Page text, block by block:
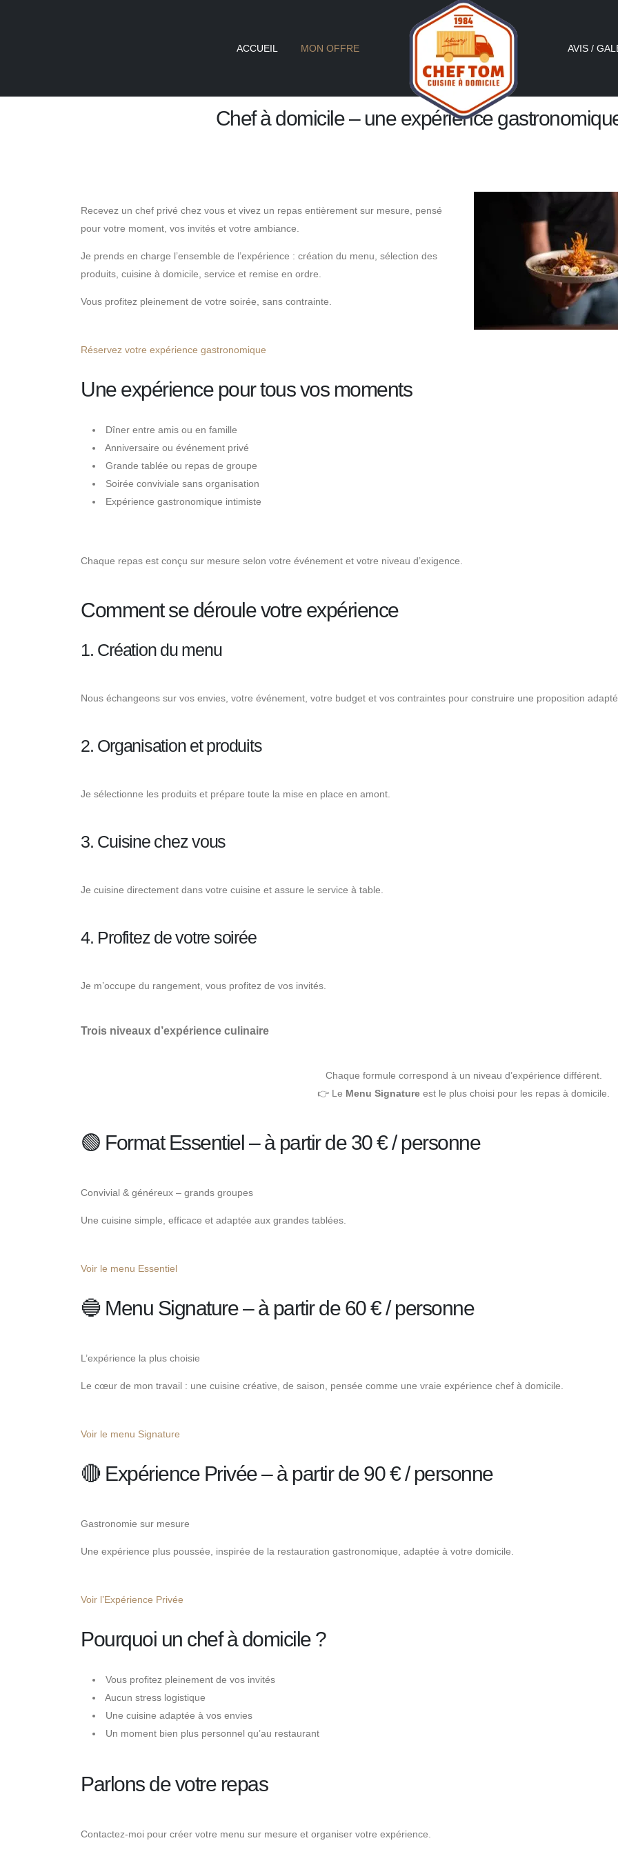
ACCUEIL MON OFFRE AVIS /
Chef à domicile – une expérience
Recevez un chef privé chez vous et vivez un repas entièrement sur mesure, pensé
pour votre moment, vos invités et votre ambiance.
Je prends en charge l’ensemble de l’expérience : création du menu, sélection des
produits, cuisine à domicile, service et remise en ordre.
Vous profitez pleinement de votre soirée, sans contrainte.
Réservez votre expérience gastronomique
Une expérience pour tous vos moments
Dîner entre amis ou en famille
Anniversaire ou événement privé
Grande tablée ou repas de groupe
Soirée conviviale sans organisation
Expérience gastronomique intimiste
Chaque repas est conçu sur mesure selon votre événement et votre niveau d’exigence.
Comment se déroule votre expérience
1. Création du menu
Nous échangeons sur vos envies, votre événement, votre budget et vos contraintes pour construire une proposition
2. Organisation et produits
Je sélectionne les produits et prépare toute la mise en place en amont.
3. Cuisine chez vous
Je cuisine directement dans votre cuisine et assure le service à table.
4. Profitez de votre soirée
Je m’occupe du rangement, vous profitez de vos invités.
Trois niveaux d’expérience culinaire
Chaque formule correspond à un niveau d’expérience différent.
👉 Le Menu Signature est le plus choisi pour les repas à domicile.
🟢 Format Essentiel – à partir de 30 € / personne
Convivial & généreux – grands groupes
Une cuisine simple, efficace et adaptée aux grandes tablées.
Voir le menu Essentiel
🔵 Menu Signature – à partir de 60 € / personne
L’expérience la plus choisie
Le cœur de mon travail : une cuisine créative, de saison, pensée comme une vraie expérience chef à domicile.
Voir le menu Signature
🔴 Expérience Privée – à partir de 90 € / personne
Gastronomie sur mesure
Une expérience plus poussée, inspirée de la restauration gastronomique, adaptée à votre domicile.
Voir l’Expérience Privée
Pourquoi un chef à domicile ?
Vous profitez pleinement de vos invités
Aucun stress logistique
Une cuisine adaptée à vos envies
Un moment bien plus personnel qu’au restaurant
Parlons de votre repas
Contactez-moi pour créer votre menu sur mesure et organiser votre expérience.